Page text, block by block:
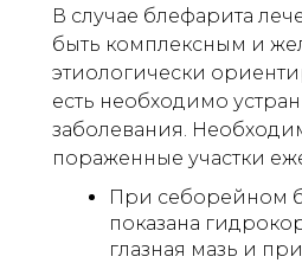
В случае блефарита
быть комплексным и
этиологически
есть необходимо
заболевания.
пораженные участки
При себорейном
показана
глазная мазь и